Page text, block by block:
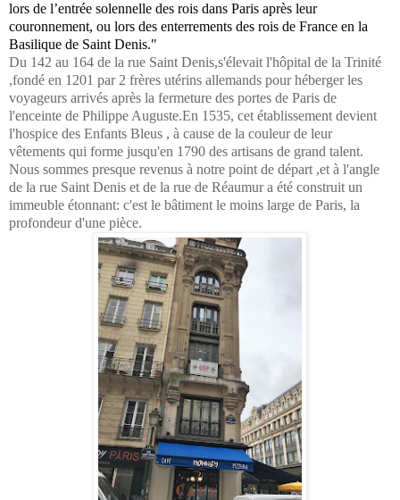
lors de l’entrée solennelle des rois dans Paris après leur
couronnement, ou lors des enterrements des rois de France en la
Basilique de Saint Denis."
Du 142 au 164 de la rue Saint Denis,s'élevait l'hôpital de la Trinité
,fondé en 1201 par 2 frères utérins allemands pour héberger les
voyageurs arrivés après la fermeture des portes de Paris de
l'enceinte de Philippe Auguste.En 1535, cet établissement devient
l'hospice des Enfants Bleus , à cause de la couleur de leur
vêtements qui forme jusqu'en 1790 des artisans de grand talent.
Nous sommes presque revenus à notre point de départ ,et à l'angle
de la rue Saint Denis et de la rue de Réaumur a été construit un
immeuble étonnant: c'est le bâtiment le moins large de Paris, la
profondeur d'une pièce.